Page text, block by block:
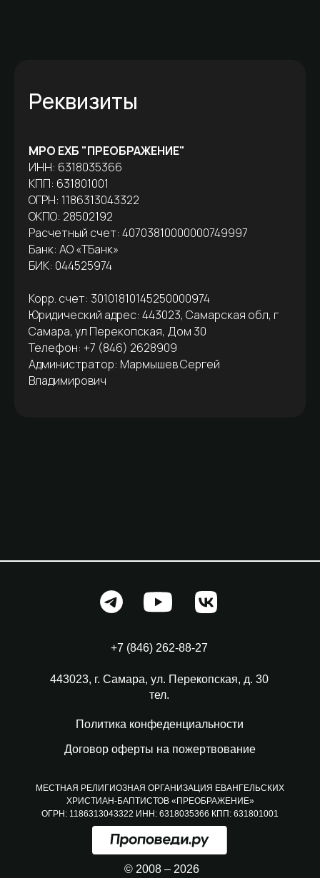
Реквизиты
МРО ЕХБ "ПРЕОБРАЖЕНИЕ"
ИНН: 6318035366
КПП: 631801001
ОГРН: 1186313043322
ОКПО: 28502192
Расчетный счет: 40703810000000749997
Банк: АО «ТБанк»
БИК: 044525974
Корр. счет: 30101810145250000974
Юридический адрес: 443023, Самарская обл, г
Самара, ул Перекопская, Дом 30
Телефон: +7 (846) 2628909
Администратор: Мармышев Сергей
Владимирович
+7 (846) 262-88-27
443023, г. Самара, ул. Перекопская, д. 30
тел.
© 2008 – 2026
МЕСТНАЯ РЕЛИГИОЗНАЯ ОРГАНИЗАЦИЯ ЕВАНГЕЛЬСКИХ
ХРИСТИАН-БАПТИСТОВ «ПРЕОБРАЖЕНИЕ»
ОГРН: 1186313043322 ИНН: 6318035366 КПП: 631801001
Политика конфеденциальности
Договор оферты на пожертвование